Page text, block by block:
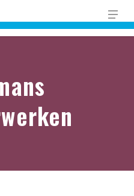
Close